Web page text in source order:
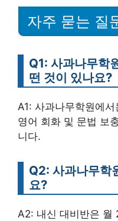
자주 묻는 질
Q1: 사과나무학
떤 것이 있나요?
A1: 사과나무학원에
영어 회화 및 문법 보
니다.
Q2: 사과나무학
요?
A2: 내신 대비반은 월